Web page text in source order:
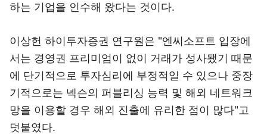
하는 기업을 인수해 왔다는 것이다.
이상헌 하이투자증권 연구원은 "엔씨소프트 입장에
서는 경영권 프리미엄이 없이 거래가 성사됐기 때문
에 단기적으로 투자심리에 부정적일 수 있으나 중장
기적으로는 넥슨의 퍼블리싱 능력 및 해외 네트워크
망을 이용할 경우 해외 진출에 유리한 점이 많다"고
덧붙였다.